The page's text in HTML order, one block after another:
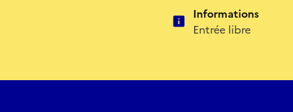
Informations
Entrée libre